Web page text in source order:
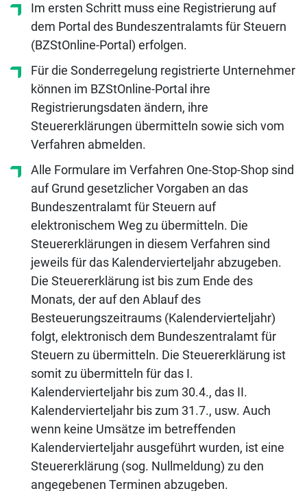
Im ersten Schritt muss eine Registrierung auf
dem Portal des Bundeszentralamts für Steuern
(BZStOnline-Portal) erfolgen.
Für die Sonderregelung registrierte Unternehmer
können im BZStOnline-Portal ihre
Registrierungsdaten ändern, ihre
Steuererklärungen übermitteln sowie sich vom
Verfahren abmelden.
Alle Formulare im Verfahren One-Stop-Shop sind
auf Grund gesetzlicher Vorgaben an das
Bundeszentralamt für Steuern auf
elektronischem Weg zu übermitteln. Die
Steuererklärungen in diesem Verfahren sind
jeweils für das Kalendervierteljahr abzugeben.
Die Steuererklärung ist bis zum Ende des
Monats, der auf den Ablauf des
Besteuerungszeitraums (Kalendervierteljahr)
folgt, elektronisch dem Bundeszentralamt für
Steuern zu übermitteln. Die Steuererklärung ist
somit zu übermitteln für das I.
Kalendervierteljahr bis zum 30.4., das II.
Kalendervierteljahr bis zum 31.7., usw. Auch
wenn keine Umsätze im betreffenden
Kalendervierteljahr ausgeführt wurden, ist eine
Steuererklärung (sog. Nullmeldung) zu den
angegebenen Terminen abzugeben.